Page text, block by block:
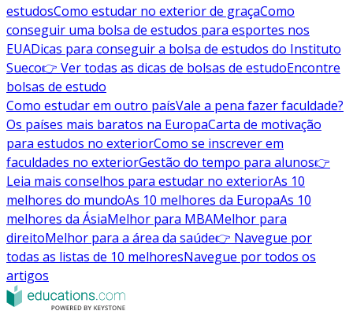
estudosComo estudar no exterior de graçaComo
conseguir uma bolsa de estudos para esportes nos
EUADicas para conseguir a bolsa de estudos do Instituto
Sueco👉 Ver todas as dicas de bolsas de estudoEncontre
bolsas de estudo
Como estudar em outro paísVale a pena fazer faculdade?
Os países mais baratos na EuropaCarta de motivação
para estudos no exteriorComo se inscrever em
faculdades no exteriorGestão do tempo para alunos👉
Leia mais conselhos para estudar no exteriorAs 10
melhores do mundoAs 10 melhores da EuropaAs 10
melhores da ÁsiaMelhor para MBAMelhor para
direitoMelhor para a área da saúde👉 Navegue por
todas as listas de 10 melhoresNavegue por todos os
artigos